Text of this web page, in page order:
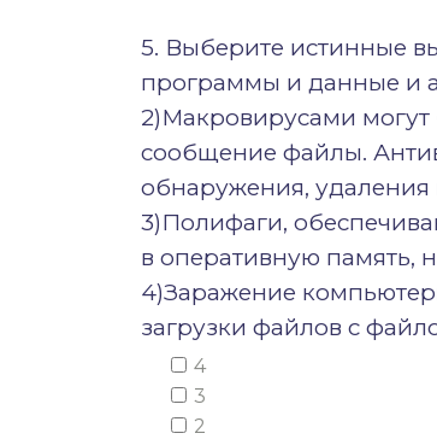
5. Выберите истинные
программы и данные и
2)Макровирусами
сообщение файлы.
обнаружения,
3)Полифаги,
в оперативную память,
4)Заражение
загрузки файлов с
4
3
2